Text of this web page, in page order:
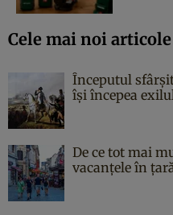
Cele mai noi articole
Începutul
îşi începea
De ce tot mai
vacanțele în